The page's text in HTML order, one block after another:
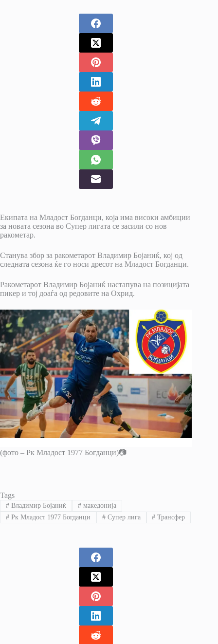
Екипата на Младост Богданци, која има високи амбиции
за новата сезона во Супер лигата се засили со нов
ракометар.
Станува збор за ракометарот Владимир Бојаниќ, кој од
следната сезона ќе го носи дресот на Младост Богданци.
Ракометарот Владимир Бојаниќ настапува на позицијата
пикер и тој доаѓа од редовите на Охрид.
(фото – Рк Младост 1977 Богданци)📷
Tags
#Владимир Бојаниќ #македонија
#Рк Младост 1977 Богданци #Супер лига # Трансфер